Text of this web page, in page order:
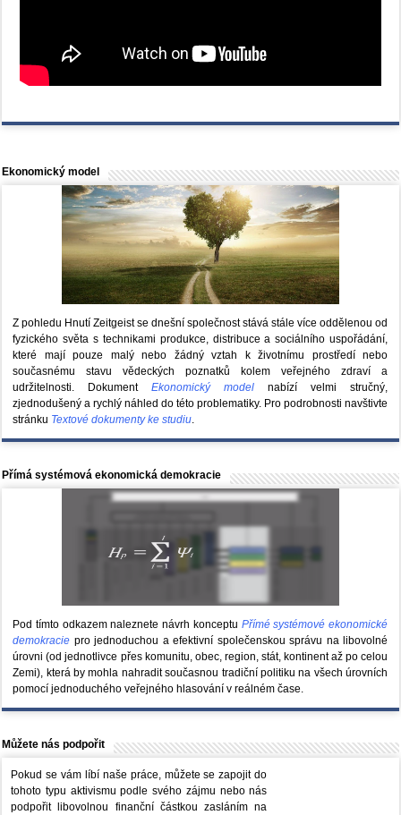
Ekonomický model
Z pohledu Hnutí Zeitgeist se dnešní společnost stává stále více oddělenou od
fyzického světa s technikami produkce, distribuce a sociálního uspořádání,
které mají pouze malý nebo žádný vztah k životnímu prostředí nebo
současnému stavu vědeckých poznatků kolem veřejného zdraví a
udržitelnosti. DokumentEkonomický model nabízí velmi stručný,
zjednodušený a rychlý náhled do této problematiky. Pro podrobnosti navštivte
stránku Textové dokumenty ke studiu.
Přímá systémová ekonomická demokracie
Pod tímto odkazem naleznete návrh konceptu Přímé systémové ekonomické
demokracie pro jednoduchou a efektivní společenskou správu na libovolné
úrovni (od jednotlivce přes komunitu, obec, region, stát, kontinent až po celou
Zemi), která by mohla nahradit současnou tradiční politiku na všech úrovních
pomocí jednoduchého veřejného hlasování v reálném čase.
Můžete nás podpořit
Pokud se vám líbí naše práce, můžete se zapojit do
tohoto typu aktivismu podle svého zájmu nebo nás
podpořit libovolnou finanční částkou zasláním na